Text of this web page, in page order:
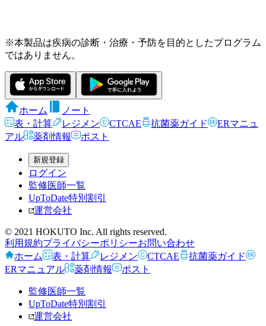
※本製品は疾病の診断・治療・予防を目的としたプログラム
ではありません。
ホーム
ノート
表・計算
レジメン CTCAE 抗菌薬ガイド
ERマニュ
アル
薬剤情報 ポスト
新規登録
ログイン
監修医師一覧
UpToDate特別割引
運営会社
© 2021 HOKUTO Inc. All rights reserved.
利用規約プライバシーポリシーお問い合わせ
ホーム
表・計算 レジメン CTCAE
抗菌薬ガイド
ERマニュアル
薬剤情報 ポスト
監修医師一覧
UpToDate特別割引
運営会社